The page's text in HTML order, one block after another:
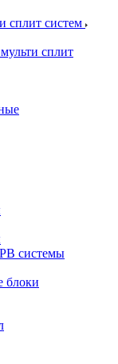
сплит систем
сплит
системы
блоки